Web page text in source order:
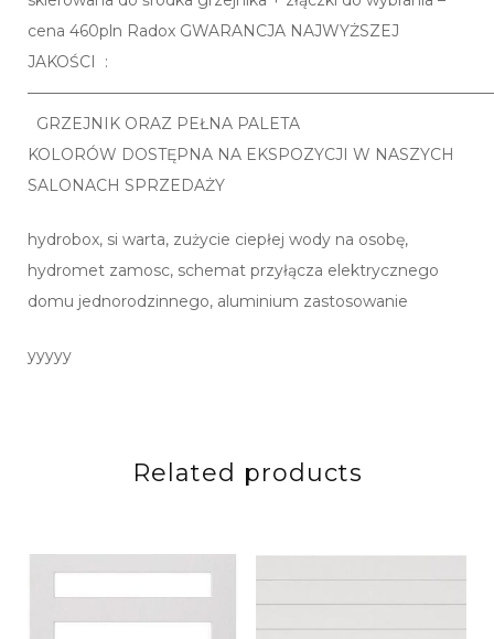
cena 460pln Radox GWARANCJA NAJWYŻSZEJ
JAKOŚCI :
GRZEJNIK ORAZ PEŁNA PALETA
KOLORÓW DOSTĘPNA NA EKSPOZYCJI W NASZYCH
SALONACH SPRZEDAŻY
hydrobox, si warta, zużycie ciepłej wody na osobę,
hydromet zamosc, schemat przyłącza elektrycznego
domu jednorodzinnego, aluminium zastosowanie
yyyyy
Related products